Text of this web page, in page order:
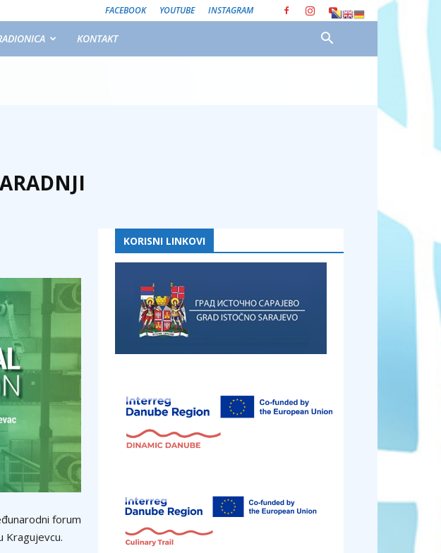
FACEBOOK YOUTUBE INSTAGRAM
KONTAKT
forum
Kragujevcu.
KORISNI LINKOVI